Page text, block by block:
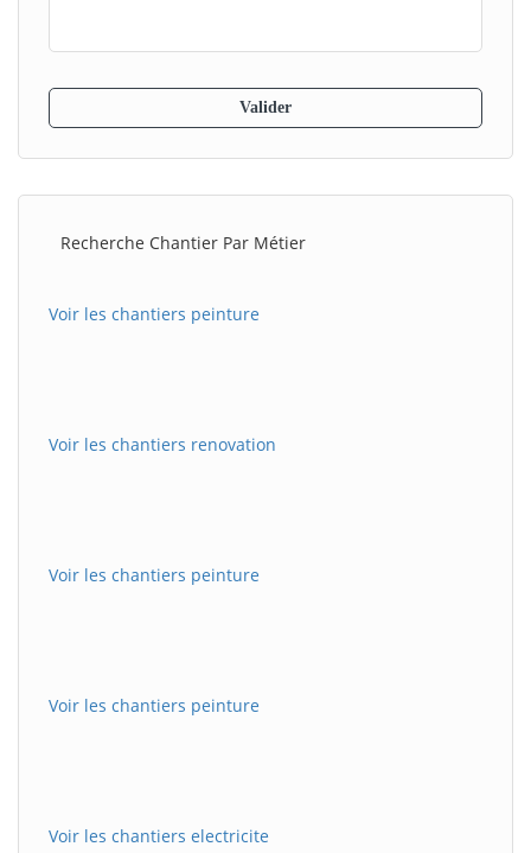
Recherche Chantier Par Métier
Voir les chantiers peinture
Voir les chantiers renovation
Voir les chantiers peinture
Voir les chantiers peinture
Voir les chantiers electricite